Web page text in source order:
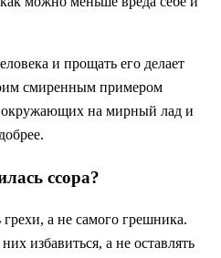
и прощать его делает
смиренным примером
окружающих на мирный лад и
ссора?
а не самого грешника.
избавиться, а не оставлять